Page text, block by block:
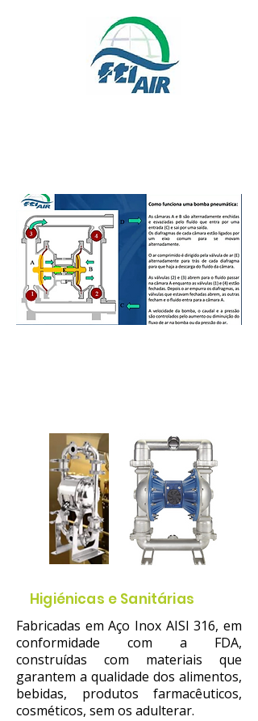
Higiénicas e Sanitárias
Fabricadas em Aço Inox AISI 316, em
conformidade com a FDA,
construídas com materiais que
garantem a qualidade dos alimentos,
bebidas, produtos farmacêuticos,
cosméticos, sem os adulterar.